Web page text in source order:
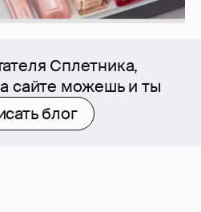
Сплетника,
сайте можешь и ты
блог